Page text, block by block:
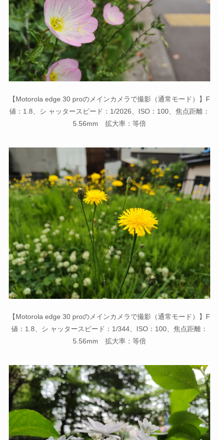
【Motorola edge 30 proのメインカメラで撮影（通常モード）】F
値：1.8、シ ャッタースピード：1/2026、ISO：100、焦点距離：
5.56mm 拡大率：等倍
【Motorola edge 30 proのメインカメラで撮影（通常モード）】F
値：1.8、シ ャッタースピード：1/344、ISO：100、焦点距離：
5.56mm 拡大率：等倍